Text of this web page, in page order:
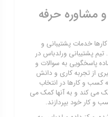
مشاوره حرفه
خدمات پشتیبانی و
پشتیبانی ورلدباس در
آماده پاسخگویی به سوالات و
از تجربه کاری و دانش
کسب و کارها در انتخاب
می کند و به آنها کمک می
و کار خود بپردازند.